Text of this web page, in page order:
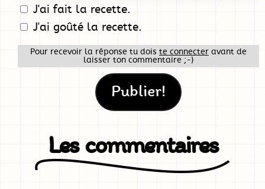
J'ai fait la recette.
J'ai goûté la recette.
Pour recevoir la réponse tu dois te connecter avant de
laisser ton commentaire ;-)
Les commentaires